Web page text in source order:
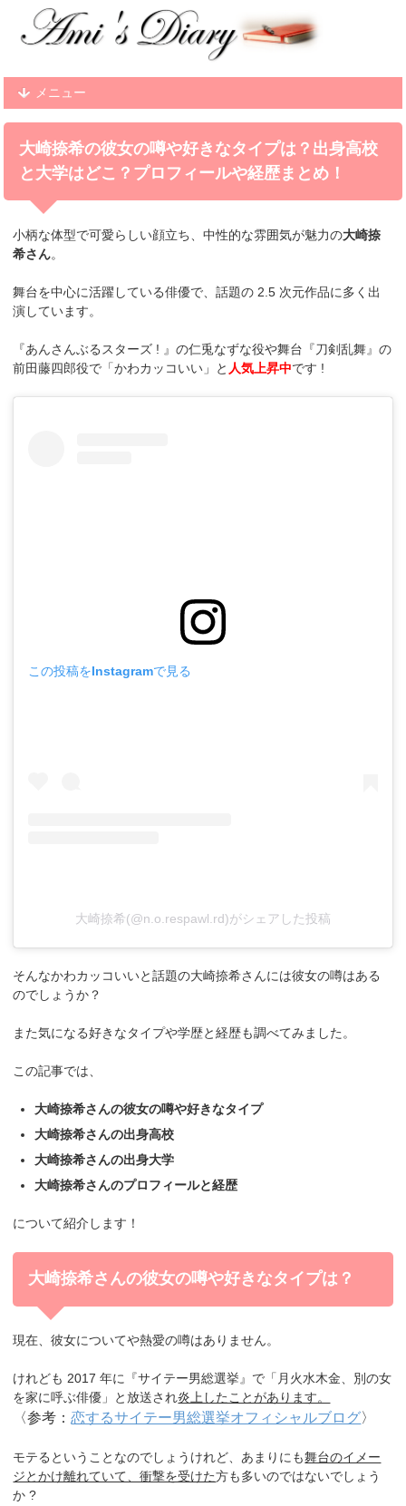
メニュー
大崎捺希の彼女の噂や好きなタイプは？出身高校
と大学はどこ？プロフィールや経歴まとめ！
小柄な体型で可愛らしい顔立ち、中性的な雰囲気が魅力の大崎捺
希さん。
舞台を中心に活躍している俳優で、話題の 2.5 次元作品に多く出
演しています。
『あんさんぶるスターズ ! 』の仁兎なずな役や舞台『刀剣乱舞』の
前田藤四郎役で「かわカッコいい」と 人気上昇中です !
この投稿をInstagramで見る
大崎捺希(@n.o.respawl.rd)がシェアした投稿
そんなかわカッコいいと話題の大崎捺希さんには彼女の噂はある
のでしょうか？
また気になる好きなタイプや学歴と経歴も調べてみました。
この記事では、
大崎捺希さんの彼女の噂や好きなタイプ
大崎捺希さんの出身高校
大崎捺希さんの出身大学
大崎捺希さんのプロフィールと経歴
について紹介します！
大崎捺希さんの彼女の噂や好きなタイプは？
現在、彼女についてや熱愛の噂はありません。
けれども 2017 年に『サイテー男総選挙』で「月火水木金、別の女
を家に呼ぶ俳優」と放送され炎上したことがあります。
〈参考：恋するサイテー男総選挙オフィシャルブログ〉
モテるということなのでしょうけれど、あまりにも舞台のイメー
ジとかけ離れていて、衝撃を受けた方も多いのではないでしょう
か ?